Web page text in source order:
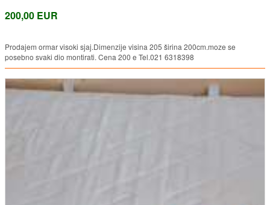
200,00 EUR
Prodajem ormar visoki sjaj.Dimenzije visina 205 širina 200cm.moze se
posebno svaki dio montirati. Cena 200 e Tel.021 6318398